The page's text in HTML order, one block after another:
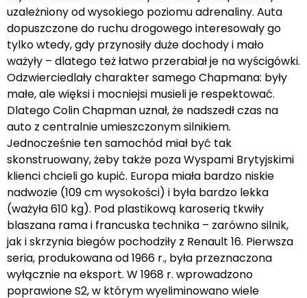
uzależniony od wysokiego poziomu adrenaliny. Auta
dopuszczone do ruchu drogowego interesowały go
tylko wtedy, gdy przynosiły duże dochody i mało
ważyły – dlatego też łatwo przerabiał je na wyścigówki.
Odzwierciedlały charakter samego Chapmana: były
małe, ale więksi i mocniejsi musieli je respektować.
Dlatego Colin Chapman uznał, że nadszedł czas na
auto z centralnie umieszczonym silnikiem.
Jednocześnie ten samochód miał być tak
skonstruowany, żeby także poza Wyspami Brytyjskimi
klienci chcieli go kupić. Europa miała bardzo niskie
nadwozie (109 cm wysokości) i była bardzo lekka
(ważyła 610 kg). Pod plastikową karoserią tkwiły
blaszana rama i francuska technika – zarówno silnik,
jak i skrzynia biegów pochodziły z Renault 16. Pierwsza
seria, produkowana od 1966 r., była przeznaczona
wyłącznie na eksport. W 1968 r. wprowadzono
poprawione S2, w którym wyeliminowano wiele